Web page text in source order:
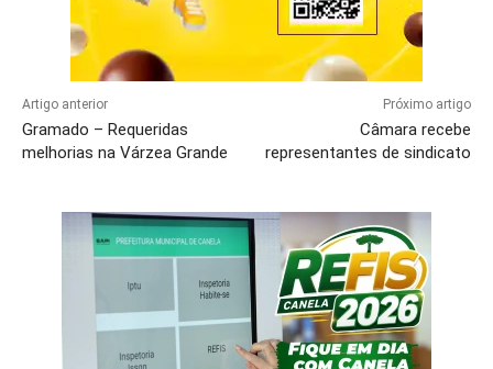
Artigo anterior
Gramado – Requeridas
melhorias na Várzea Grande
Próximo artigo
Câmara recebe
representantes de sindicato